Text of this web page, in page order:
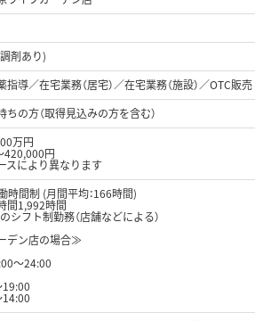
剤あり)
導／在宅業務（居宅）／在宅業務（施設）／OTC販売
の方（取得見込みの方を含む）
万円
420,000円
により異なります
時間制 (月間平均：166時間)
間1,992時間
フト制勤務（店舗などによる）
デン店の場合≫
〜24:00